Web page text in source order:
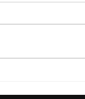
关以没有